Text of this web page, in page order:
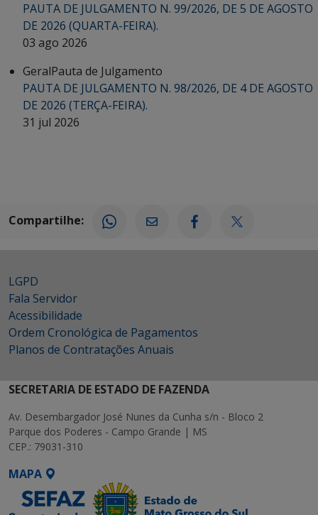
PAUTA DE JULGAMENTO N. 99/2026, DE 5 DE AGOSTO
DE 2026 (QUARTA-FEIRA).
03 ago 2026
GeralPauta de Julgamento
PAUTA DE JULGAMENTO N. 98/2026, DE 4 DE AGOSTO
DE 2026 (TERÇA-FEIRA).
31 jul 2026
Compartilhe:
LGPD
Fala Servidor
Acessibilidade
Ordem Cronológica de Pagamentos
Planos de Contratações Anuais
SECRETARIA DE ESTADO DE FAZENDA
Av. Desembargador José Nunes da Cunha s/n - Bloco 2
Parque dos Poderes - Campo Grande | MS
CEP.: 79031-310
MAPA